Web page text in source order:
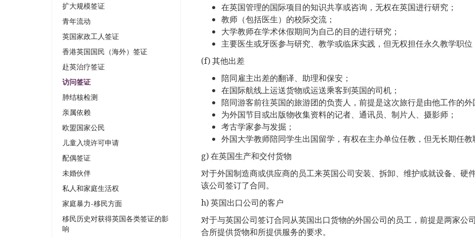
扩大规模签证
青年流动
英国家政工人签证
香港英国国民（海外）签证
赴英治疗签证
访问签证
肺结核检测
亲属依赖
欧盟国家公民
儿童入境许可申请
配偶签证
未婚伙伴
私人和家庭生活权
家庭暴力-移民方面
移民历史对获得英国各类签证的影
响
在英国管理的国际项目的知识共享或咨询，无权在英国进行研究；
教师（包括医生）的校际交流；
大学教师在学术休假期间为自己的目的进行研究；
主要医生或牙医参与研究、教学或临床实践，但无权担任永久教学职位
(f) 其他出差
陪同雇主出差的翻译、助理和保安；
在国际航线上运送货物或运送乘客到英国的司机；
陪同游客前往英国的旅游团的负责人，前提是这次旅行是由他工作的外
为外国节目或出版物收集资料的记者、通讯员、制片人、摄影师；
考古学家参与发掘；
外国大学教师陪同学生出国留学，有权在主办单位任教，但无长期任教
g) 在英国生产和交付货物
对于外国制造商或供应商的员工来英国公司安装、拆卸、维护或就设备、硬
该公司签订了合同。
h) 英国出口公司的客户
对于与英国公司签订合同从英国出口货物的外国公司的员工，前提是两家公
合所提供货物和所提供服务的要求。